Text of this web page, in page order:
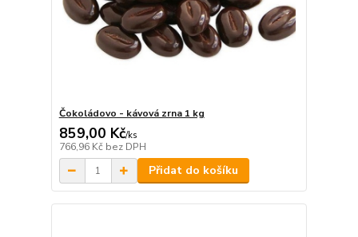
Čokoládovo - kávová zrna 1 kg
859,00 Kč/ks
766,96 Kč bez DPH
Přidat do košíku